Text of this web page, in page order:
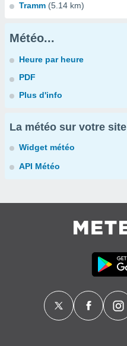
Tramm (5.14 km)
Météo...
Heure par heure
PDF
Plus d'info
La météo sur votre site
Widget météo
API Météo